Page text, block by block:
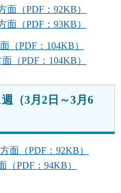
（PDF：92KB）
（PDF：93KB）
PDF：104KB）
（PDF：104KB）
（3月2日～3月6
（PDF：92KB）
PDF：94KB）